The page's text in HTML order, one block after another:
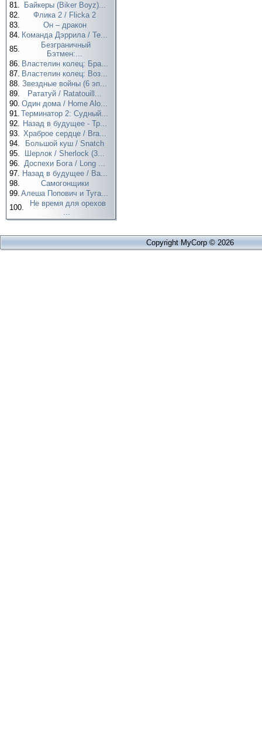
81.
Байкеры (Biker Boyz)...
82.
Флика 2 / Flicka 2
83.
Он – дракон
84. Команда Дэррила / Te...
85.
Безграничный
Бэтмен:...
86. Властелин колец: Бра...
87. Властелин колец: Воз...
88. Звездные войны (6 эп...
89.
Рататуй / Ratatouill...
90. Один дома / Home Alo...
91. Терминатор 2: Судный...
92. Назад в будущее - Тр...
93. Храброе сердце / Bra...
94.
Большой куш / Snatch
95.
Шерлок / Sherlock (3...
96. Доспехи Бога / Long ...
97. Назад в будущее / Ba...
98.
Самогонщики
99. Алеша Попович и Туга...
100.
Не время для орехов
...
Copyright MyCorp © 2026